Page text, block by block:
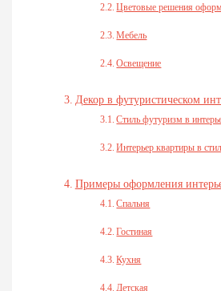
Цветовые решения
Мебель
Освещение
Декор в футуристическом
Стиль футуризм в
Интерьер квартиры в
Примеры оформления
Спальня
Гостиная
Кухня
Детская